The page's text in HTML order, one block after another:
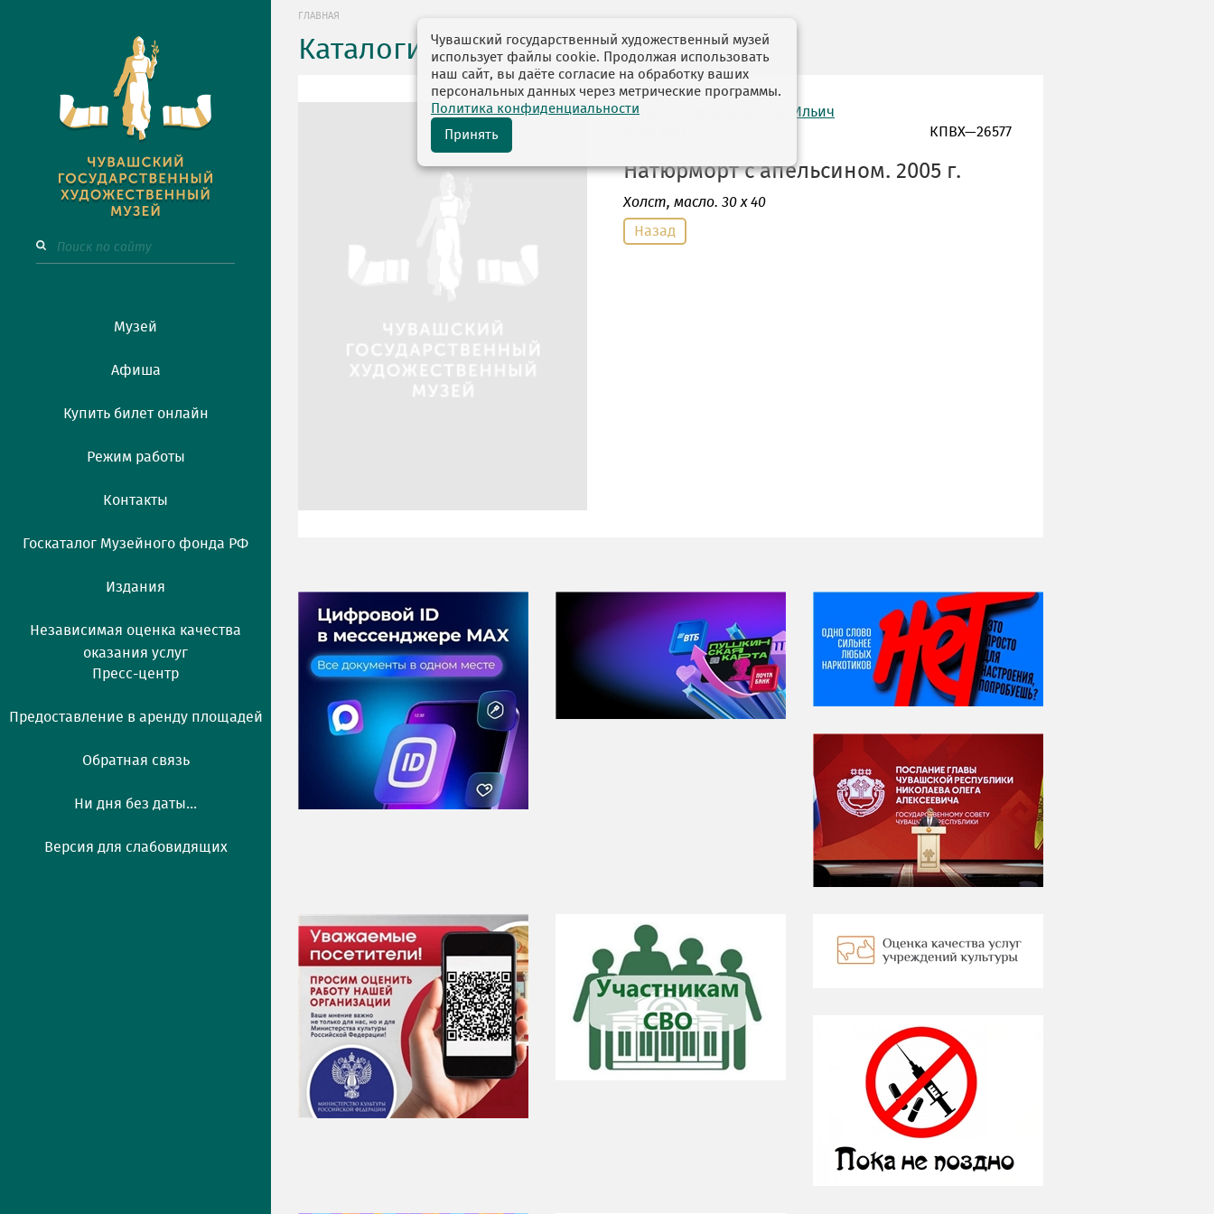
Музей
Афиша
Купить билет онлайн
Режим работы
Контакты
Госкаталог Музейного фонда РФ
Издания
Независимая оценка качества
оказания услуг
Пресс-центр
Предоставление в аренду площадей
Обратная связь
Ни дня без даты...
Версия для слабовидящих
ГЛАВНАЯ
Каталоги выставок
автор: Егоров Вячеслав Ильич
КПВХ—26577
Натюрморт с апельсином. 2005 г.
Холст, масло. 30 х 40
Назад
НИ ДНЯ БЕЗ ДАТЫ...
07 августа
Я встретил вас – и
всё былое...
Чувашский государственный художественный музей
использует файлы cookie. Продолжая использовать
наш сайт, вы даёте согласие на обработку ваших
персональных данных через метрические программы.
Политика конфиденциальности
Принять